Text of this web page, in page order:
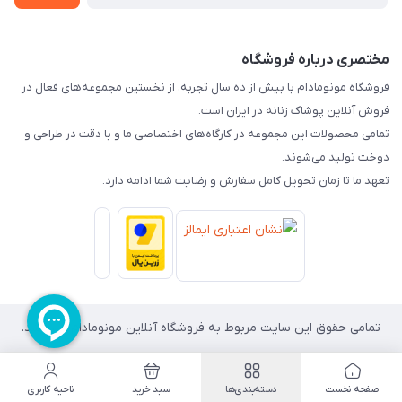
مختصری درباره فروشگاه
فروشگاه مونومادام با بیش از ده سال تجربه، از نخستین مجموعه‌های فعال در
فروش آنلاین پوشاک زنانه در ایران است.
تمامی محصولات این مجموعه در کارگاه‌های اختصاصی ما و با دقت در طراحی و
دوخت تولید می‌شوند.
تعهد ما تا زمان تحویل کامل سفارش و رضایت شما ادامه دارد.
تمامی حقوق این سایت مربوط به فروشگاه آنلاین مونومادام می باشد.
صفحه نخست دسته‌بندی‌ها سبد خرید ناحیه کاربری